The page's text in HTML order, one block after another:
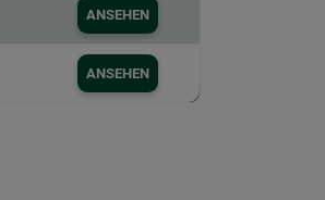
ANSEHEN
ANSEHEN